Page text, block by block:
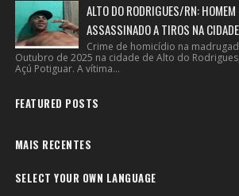
ALTO DO RODRIGUES/RN:
ASSASSINADO A TIROS NA CIDADE
Crime de homicídio na
Outubro de 2025 na cidade de Alto do
Açú Potiguar. A vítima...
FEATURED POSTS
MAIS RECENTES
SELECT YOUR OWN LANGUAGE